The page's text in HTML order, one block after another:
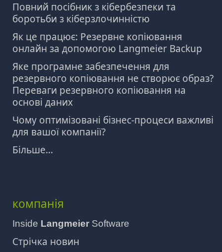
Повний посібник з кібербезпеки та
боротьби з кіберзлочинністю
Як це працює: Резервне копіювання
онлайн за допомогою Langmeier Backup
Яке програмне забезпечення для
резервного копіювання не створює образ?
Переваги резервного копіювання на
основі даних
Чому оптимізовані бізнес-процеси важливі
для вашої компанії?
Більше...
компанія
Inside Langmeier Software
Стрічка новин